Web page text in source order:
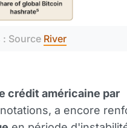
Source River
crédit américaine par
a encore